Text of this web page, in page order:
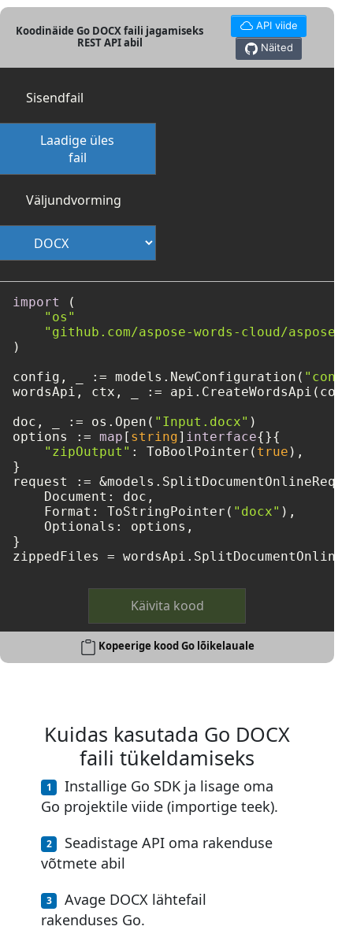
Koodinäide Go DOCX faili jagamiseks
REST API abil
API viide
Näited
Sisendfail
Laadige üles
fail
Väljundvorming
import
(
"os"
"github.com/aspose-words-cloud/
)
config, _ := models.NewConfiguration(
wordsApi, ctx, _ :=
doc, _ := os.Open( "Input.docx" )
options := map [ string] interface{}{
"zipOutput" : ToBoolPointer( true ),
}
request :=
    Document: doc,
    Format: ToStringPointer(
"docx" ),
    Optionals: options,
}
zippedFiles =
Käivita kood
Kopeerige kood Go lõikelauale
Kuidas kasutada Go DOCX
faili tükeldamiseks
Installige Go SDK ja lisage oma
Go projektile viide (importige teek).
Seadistage API oma rakenduse
võtmete abil
Avage DOCX lähtefail
rakenduses Go.